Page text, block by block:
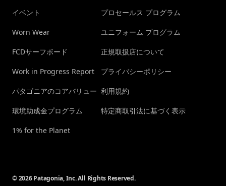
イベント
Worn Wear
FCDサーフボード
Work in Progress Report
パタゴニアのコアバリュー
環境助成金プログラム
1% for the Planet
プロセールス プログラム
ユニフォーム プログラム
正規取扱店について
プライバシーポリシー
利用規約
特定商取引法に基づく表示
© 2026 Patagonia, Inc. All Rights Reserved.